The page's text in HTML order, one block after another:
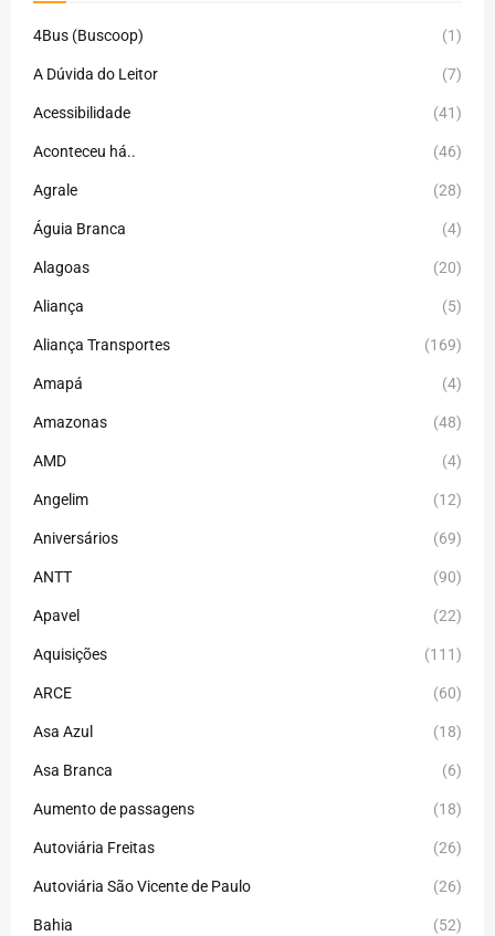
4Bus (Buscoop) (1)
A Dúvida do Leitor (7)
Acessibilidade (41)
Aconteceu há.. (46)
Agrale (28)
Águia Branca (4)
Alagoas (20)
Aliança (5)
Aliança Transportes (169)
Amapá (4)
Amazonas (48)
AMD (4)
Angelim (12)
Aniversários (69)
ANTT (90)
Apavel (22)
Aquisições (111)
ARCE (60)
Asa Azul (18)
Asa Branca (6)
Aumento de passagens (18)
Autoviária Freitas (26)
Autoviária São Vicente de Paulo (26)
Bahia (52)